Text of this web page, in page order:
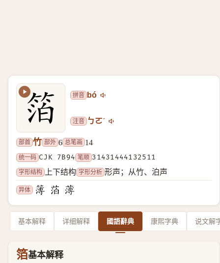
拼音 bó
注音 ㄅㄛˊ
部首 竹 部外 6 总笔画 14
统一码 CJK 7B94 笔顺 31431444132511
字形结构
上下结构 字形分析 形声；从竹、泊声
异体
基本解释 详细解释 國語辭典 康熙字典 说文解
箔基本解释